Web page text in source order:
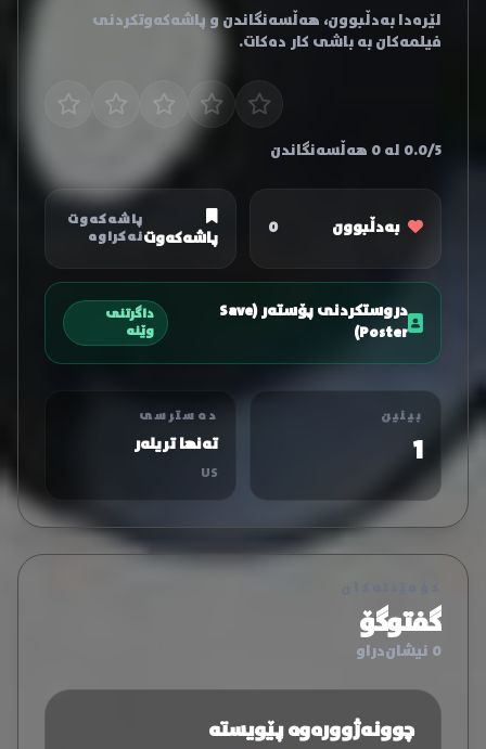
لێرەدا بەدڵبوون، هەڵسەنگاندن و پاشەکەوتکردنی
فیلمەکان بە باشی کار دەکات.
0.0/5 لە 0 هەڵسەنگاندن
بەدڵبوون 0 پاشەکەوت
پاشەکەوت
نەکراوە
دروستکردنی پۆستەر (Save
Poster)
داگرتنی
وێنە
بینین
1
دەسترسی
تەنها تریلەر
US
گفتوگۆ
0 نیشان‌دراو
چوونەژوورەوە پێویستە